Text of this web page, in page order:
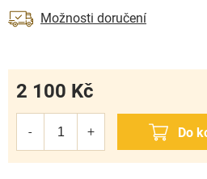
Možnosti doručení
2 100 Kč